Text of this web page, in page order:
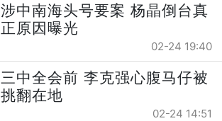
涉中南海头号要案 杨晶倒台真
正原因曝光
02-24 19:40
三中全会前 李克强心腹马仔被
挑翻在地
02-24 14:51